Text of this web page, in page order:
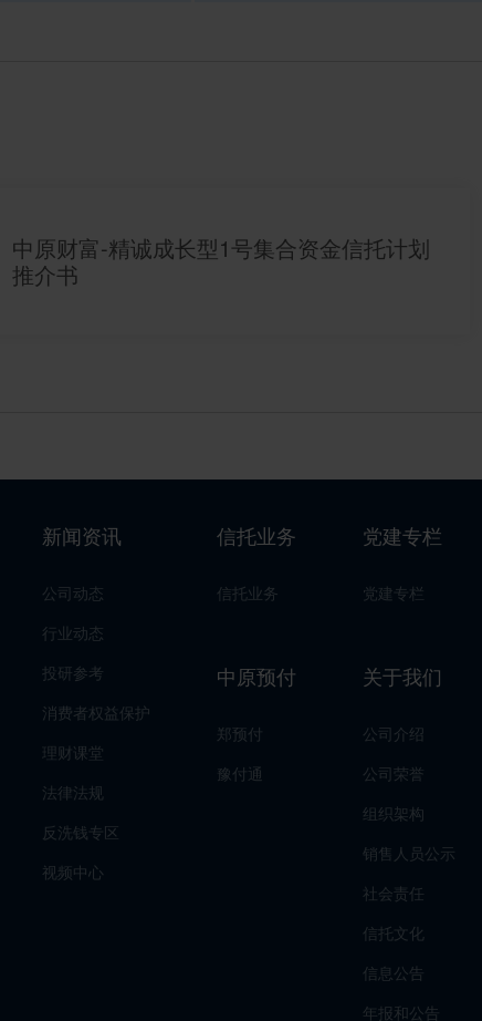
中原财富-精诚成长型1号集合资金信托计划
推介书
新闻资讯
公司动态
行业动态
投研参考
消费者权益保护
理财课堂
法律法规
反洗钱专区
视频中心
信托业务
信托业务
党建专栏
党建专栏
中原预付
郑预付
豫付通
关于我们
公司介绍
公司荣誉
组织架构
销售人员公示
社会责任
信托文化
信息公告
年报和公告